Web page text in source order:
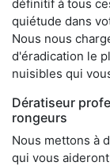
définitif à tous
quiétude dans
Nous nous
d'éradication le
nuisibles qui
Dératiseur
rongeurs
Nous mettons à
qui vous